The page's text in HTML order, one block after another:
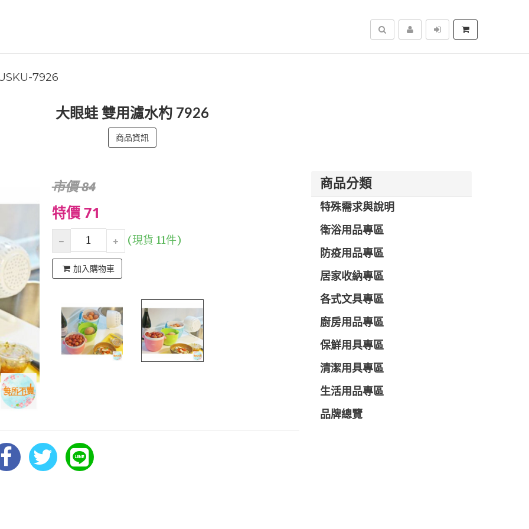
搜尋
7926
大眼蛙 雙用濾水杓 7926
商品資訊
市價 84
特價 71
(現貨 11件)
加入購物車
商品分類
特殊需求與說明
衛浴用品專區
防疫用品專區
居家收納專區
各式文具專區
廚房用品專區
保鮮用具專區
清潔用具專區
生活用品專區
品牌總覽